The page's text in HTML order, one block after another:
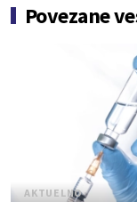
Povezane
AKTUELNO